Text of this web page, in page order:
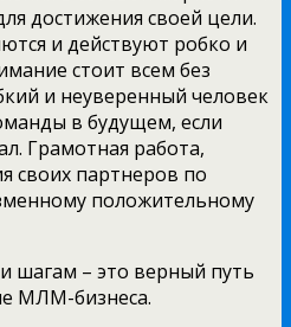
достижения своей цели.
и действуют робко и
стоит всем без
и неуверенный человек
в будущем, если
Грамотная работа,
своих партнеров по
положительному
шагам – это верный путь
МЛМ-бизнеса.